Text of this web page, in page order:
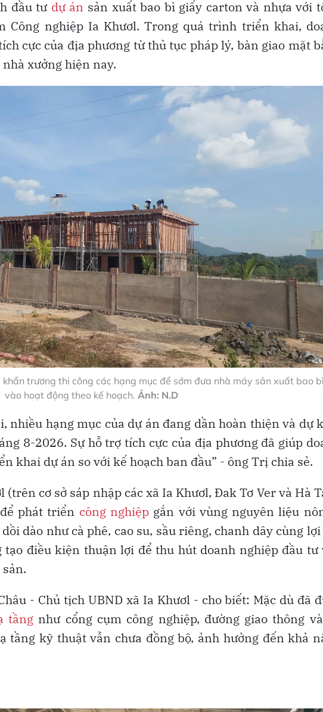
đầu tư dự án sản xuất bao bì giấy carton và nhựa với
Công nghiệp Ia Khươl. Trong quá trình triển khai,
cực của địa phương từ thủ tục pháp lý, bàn giao mặt
xưởng hiện nay.
trương thi công các hạng mục để sớm đưa nhà máy sản xuất bao
vào hoạt động theo kế hoạch. Ảnh: N.D
nhiều hạng mục của dự án đang dần hoàn thiện và dự
8-2026. Sự hỗ trợ tích cực của địa phương đã giúp
khai dự án so với kế hoạch ban đầu” - ông Trị chia sẻ.
cơ sở sáp nhập các xã Ia Khươl, Đak Tơ Ver và Hà
phát triển công nghiệpgắn với vùng nguyên liệu
dào như cà phê, cao su, sầu riêng, chanh dây cùng
tạo điều kiện thuận lợi để thu hút doanh nghiệp đầu tư
- Chủ tịch UBND xã Ia Khươl - cho biết: Mặc dù đã
tầng như cổng cụm công nghiệp, đường giao thông
tầng kỹ thuật vẫn chưa đồng bộ, ảnh hưởng đến khả